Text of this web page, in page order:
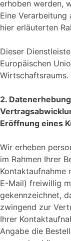
erhoben werden,
Eine
hier erläuterten
Dieser
Europäischen
Wirtschaftsraums.
2.
Eröffnung eines
Wir erheben
im Rahmen Ihrer
Kontaktaufnahme
E-Mail) freiwillig
gekennzeichnet,
zwingend zur
Ihrer
Angabe die